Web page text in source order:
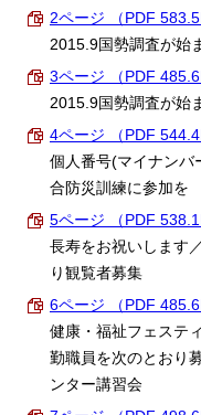
2ページ （PDF
2015.9国勢調査が始
3ページ （PDF
2015.9国勢調査が始
4ページ （PDF
個人番号(マイナンバ
合防災訓練に参加を
5ページ （PDF
長寿をお祝いします
り観覧者募集
6ページ （PDF
健康・福祉フェステ
勤職員を次のとおり
ンター講習会